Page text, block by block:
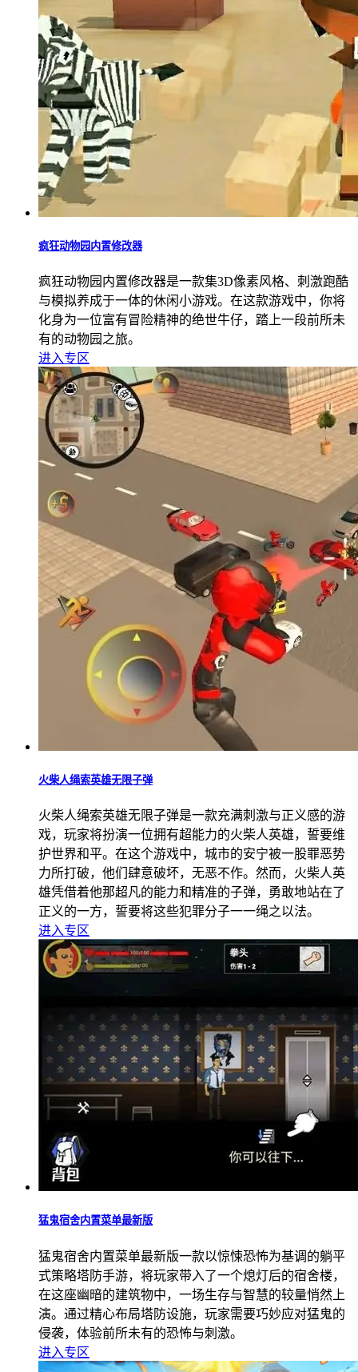
疯狂动物园内置修改器
疯狂动物园内置修改器是一款集3D像素风格、刺激跑酷
与模拟养成于一体的休闲小游戏。在这款游戏中，你将
化身为一位富有冒险精神的绝世牛仔，踏上一段前所未
有的动物园之旅。
进入专区
火柴人绳索英雄无限子弹
火柴人绳索英雄无限子弹是一款充满刺激与正义感的游
戏，玩家将扮演一位拥有超能力的火柴人英雄，誓要维
护世界和平。在这个游戏中，城市的安宁被一股罪恶势
力所打破，他们肆意破坏，无恶不作。然而，火柴人英
雄凭借着他那超凡的能力和精准的子弹，勇敢地站在了
正义的一方，誓要将这些犯罪分子一一绳之以法。
进入专区
猛鬼宿舍内置菜单最新版
猛鬼宿舍内置菜单最新版一款以惊悚恐怖为基调的躺平
式策略塔防手游，将玩家带入了一个熄灯后的宿舍楼，
在这座幽暗的建筑物中，一场生存与智慧的较量悄然上
演。通过精心布局塔防设施，玩家需要巧妙应对猛鬼的
侵袭，体验前所未有的恐怖与刺激。
进入专区